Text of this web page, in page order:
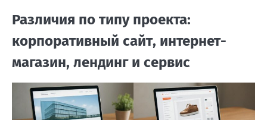
Различия по типу проекта:
корпоративный сайт, интернет-
магазин, лендинг и сервис